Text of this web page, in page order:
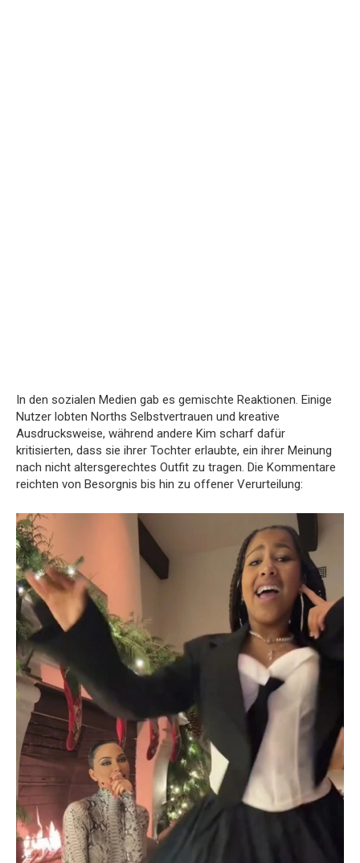
In den sozialen Medien gab es gemischte Reaktionen. Einige
Nutzer lobten Norths Selbstvertrauen und kreative
Ausdrucksweise, während andere Kim scharf dafür
kritisierten, dass sie ihrer Tochter erlaubte, ein ihrer Meinung
nach nicht altersgerechtes Outfit zu tragen. Die Kommentare
reichten von Besorgnis bis hin zu offener Verurteilung: